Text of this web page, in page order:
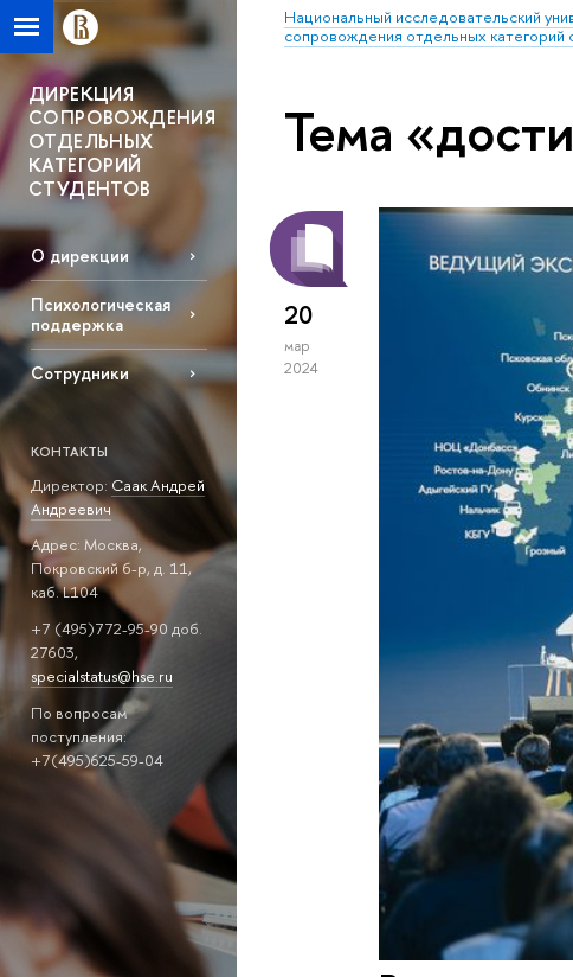
Национальный исследовательский
сопровождения отдельных категорий
ДИРЕКЦИЯ
СОПРОВОЖДЕНИЯ
ОТДЕЛЬНЫХ
КАТЕГОРИЙ
СТУДЕНТОВ
О дирекции
Психологическая
поддержка
Сотрудники
КОНТАКТЫ
Директор: Саак Андрей
Андреевич
Адрес: Москва,
Покровский б-р, д. 11,
каб. L104
+7 (495)772-95-90 доб.
27603,
specialstatus@hse.ru
По вопросам
поступления:
+7(495)625-59-04
Тема
20
мар
2024